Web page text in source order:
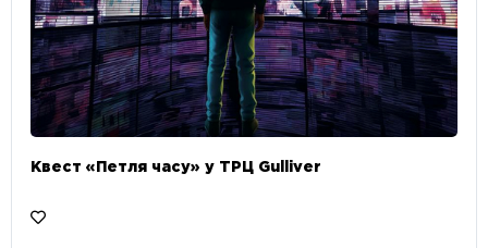
Квест «Петля часу» у ТРЦ Gulliver